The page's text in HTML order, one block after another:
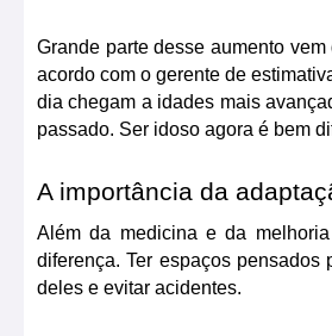
Grande parte desse aumento
acordo com o gerente de
dia chegam a idades mais
passado. Ser idoso agora é bem
A importância da
Além da medicina e da
diferença. Ter espaços
deles e evitar acidentes.